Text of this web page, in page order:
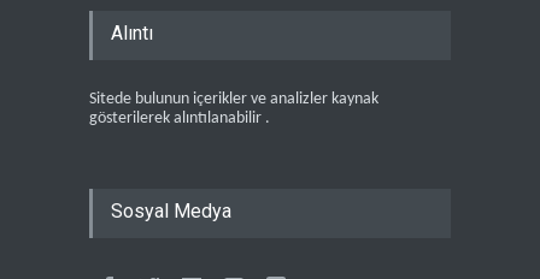
Alıntı
Sitede bulunun içerikler ve analizler kaynak
gösterilerek alıntılanabilir .
Sosyal Medya